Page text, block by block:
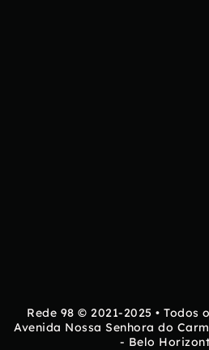
Rede 98 © 2021-2025 •
Avenida Nossa Senhora do
- Belo